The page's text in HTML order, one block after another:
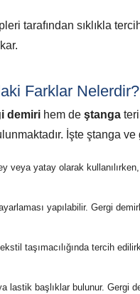
tarafından sıklıkla
Farklar Nelerdir?
demiri hem de ştanga
İşte ştanga
veya yatay olarak kullanılırken,
yapılabilir. Gergi
taşımacılığında tercih
lastik başlıklar bulunur.